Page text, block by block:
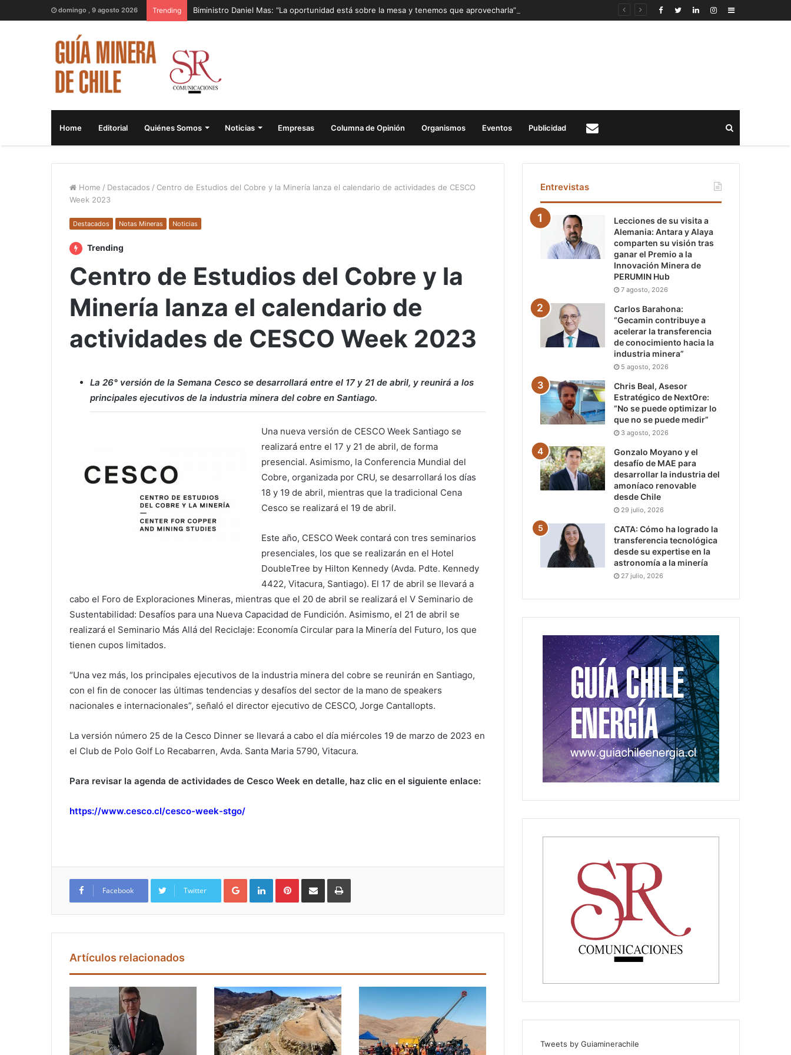
domingo , 9 agosto 2026 Trending Biministro Daniel Mas: “La oportunidad está sobre la mesa y tenemos que aprovecharla” Sidebar
Home Editorial Quiénes Somos Noticias Empresas Columna de Opinión Organismos Eventos Publicidad
Home / Destacados / Centro de Estudios del Cobre y la Minería lanza el calendario de actividades de CESCO
Week 2023
Destacados Notas Mineras Noticias
Trending
Centro de Estudios del Cobre y la
Minería lanza el calendario de
actividades de CESCO Week 2023
La 26° versión de la Semana Cesco se desarrollará entre el 17 y 21 de abril, y reunirá a los
principales ejecutivos de la industria minera del cobre en Santiago.
Una nueva versión de CESCO Week Santiago se
realizará entre el 17 y 21 de abril, de forma
presencial. Asimismo, la Conferencia Mundial del
Cobre, organizada por CRU, se desarrollará los días
18 y 19 de abril, mientras que la tradicional Cena
Cesco se realizará el 19 de abril.
Este año, CESCO Week contará con tres seminarios
presenciales, los que se realizarán en el Hotel
DoubleTree by Hilton Kennedy (Avda. Pdte. Kennedy
4422, Vitacura, Santiago). El 17 de abril se llevará a
cabo el Foro de Exploraciones Mineras, mientras que el 20 de abril se realizará el V Seminario de
Sustentabilidad: Desafíos para una Nueva Capacidad de Fundición. Asimismo, el 21 de abril se
realizará el Seminario Más Allá del Reciclaje: Economía Circular para la Minería del Futuro, los que
tienen cupos limitados.
“Una vez más, los principales ejecutivos de la industria minera del cobre se reunirán en Santiago,
con el fin de conocer las últimas tendencias y desafíos del sector de la mano de speakers
nacionales e internacionales”, señaló el director ejecutivo de CESCO, Jorge Cantallopts.
La versión número 25 de la Cesco Dinner se llevará a cabo el día miércoles 19 de marzo de 2023 en
el Club de Polo Golf Lo Recabarren, Avda. Santa Maria 5790, Vitacura.
Para revisar la agenda de actividades de Cesco Week en detalle, haz clic en el siguiente enlace:
https://www.cesco.cl/cesco-week-stgo/
Facebook Twitter
Google+ LinkedIn Pinterest
Artículos relacionados
Entrevistas
Lecciones de su visita a
Alemania: Antara y Alaya
comparten su visión tras
ganar el Premio a la
Innovación Minera de
PERUMIN Hub
7 agosto, 2026
Carlos Barahona:
“Gecamin contribuye a
acelerar la transferencia
de conocimiento hacia la
industria minera”
5 agosto, 2026
Chris Beal, Asesor
Estratégico de NextOre:
“No se puede optimizar lo
que no se puede medir”
3 agosto, 2026
Gonzalo Moyano y el
desafío de MAE para
desarrollar la industria del
amoníaco renovable
desde Chile
29 julio, 2026
CATA: Cómo ha logrado la
transferencia tecnológica
desde su expertise en la
astronomía a la minería
27 julio, 2026
Tweets by Guiaminerachile